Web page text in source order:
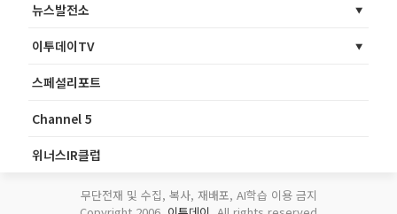
뉴스발전소
이투데이TV
스페셜리포트
Channel 5
위너스IR클럽
무단전재 및 수집, 복사, 재배포, AI학습 이용 금지